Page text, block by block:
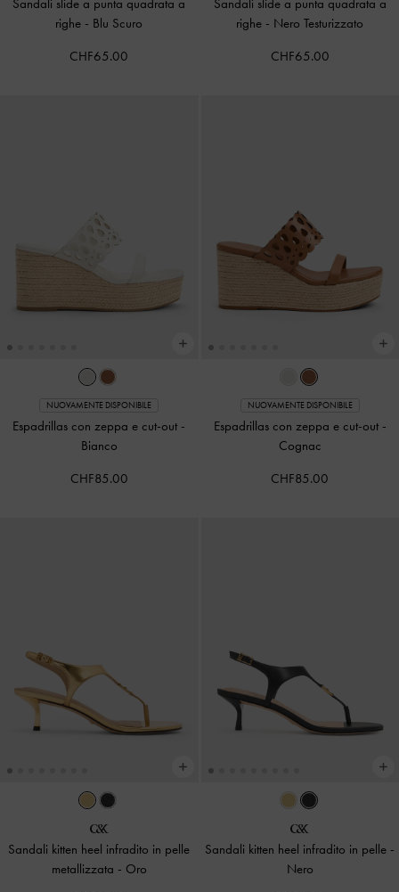
Sandali slide a punta quadrata a
righe - Blu Scuro
CHF65.00
Sandali slide a punta quadrata a
righe - Nero Testurizzato
CHF65.00
NUOVAMENTE DISPONIBILE
Espadrillas con zeppa e cut-out -
Bianco
CHF85.00
NUOVAMENTE DISPONIBILE
Espadrillas con zeppa e cut-out -
Cognac
CHF85.00
Sandali kitten heel infradito in pelle
metallizzata - Oro
Sandali kitten heel infradito in pelle -
Nero